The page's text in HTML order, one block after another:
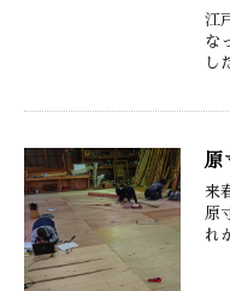
江
な
し
原
来
原
れ